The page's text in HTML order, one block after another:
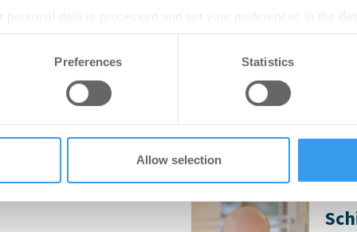
content and ads, to provide social media features and to
to them or that they’ve collected from your use of their
Preferences Statistics
Allow selection